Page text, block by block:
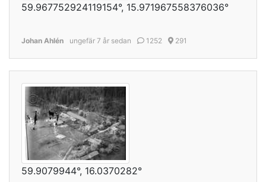
59.967752924119154°, 15.971967558376036°
Johan Ahlén ungefär 7 år sedan 1252 291
59.9079944°, 16.0370282°